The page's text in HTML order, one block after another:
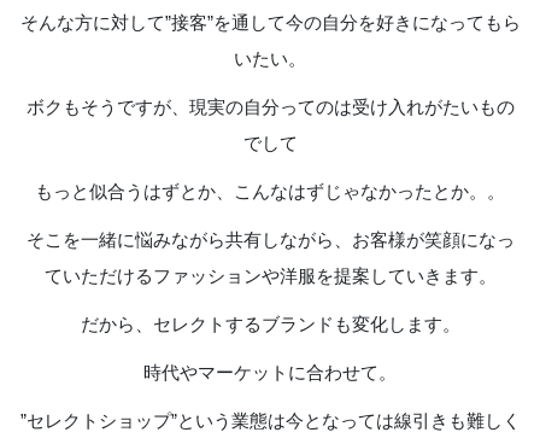
そんな方に対して”接客”を通して今の自分を好きになってもら
いたい。
ボクもそうですが、現実の自分ってのは受け入れがたいもの
でして
もっと似合うはずとか、こんなはずじゃなかったとか。。
そこを一緒に悩みながら共有しながら、お客様が笑顔になっ
ていただけるファッションや洋服を提案していきます。
だから、セレクトするブランドも変化します。
時代やマーケットに合わせて。
”セレクトショップ”という業態は今となっては線引きも難しく